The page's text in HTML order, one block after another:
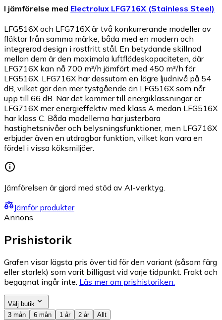
I jämförelse med Electrolux LFG716X (Stainless Steel)
LFG516X och LFG716X är två konkurrerande modeller av
fläktar från samma märke, båda med en modern och
integrerad design i rostfritt stål. En betydande skillnad
mellan dem är den maximala luftflödeskapaciteten, där
LFG716X kan nå 700 m³/h jämfört med 450 m³/h för
LFG516X. LFG716X har dessutom en lägre ljudnivå på 54
dB, vilket gör den mer tystgående än LFG516X som når
upp till 66 dB. När det kommer till energiklassningar är
LFG716X mer energieffektiv med klass A medan LFG516X
har klass C. Båda modellerna har justerbara
hastighetsnivåer och belysningsfunktioner, men LFG716X
erbjuder även en utdragbar funktion, vilket kan vara en
fördel i vissa köksmiljöer.
Jämförelsen är gjord med stöd av AI-verktyg.
Jämför produkter
Annons
Prishistorik
Grafen visar lägsta pris över tid för den variant (såsom färg
eller storlek) som varit billigast vid varje tidpunkt. Frakt och
begagnat ingår inte. Läs mer om prishistoriken.
Välj butik
3 mån
6 mån 1 år 2 år Allt